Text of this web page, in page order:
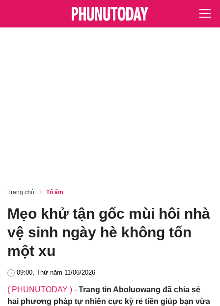
Trang chủ Tổ ấm
Mẹo khử tận gốc mùi hôi nhà
vệ sinh ngày hè không tốn
một xu
09:00, Thứ năm 11/06/2026
( PHUNUTODAY ) - Trang tin Aboluowang đã chia sẻ
hai phương pháp tự nhiên cực kỳ rẻ tiền giúp bạn vừa